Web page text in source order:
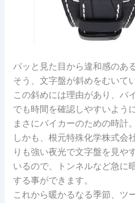
パッと見た目から違和感のあ
そう、文字盤が斜めをむいて
この斜めには理由があり、バ
でも時間を確認しやすいよう
まさにバイカーのための時計。
しかも、根元特殊化学株式会
りも強い夜光で文字盤を見や
いるので、トンネルなど急に
する事ができます。
これから暖かるなる季節、ツ